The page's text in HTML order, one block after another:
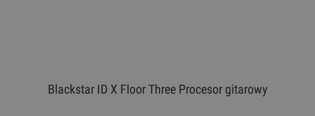
Blackstar ID X Floor Three Procesor gitarowy